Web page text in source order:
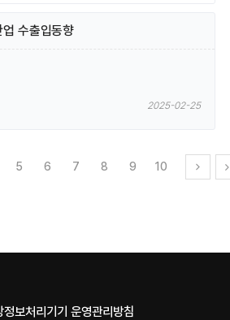
수출입동향
2025-02-25
5 6 7 8 9 10
정보처리기기 운영관리방침